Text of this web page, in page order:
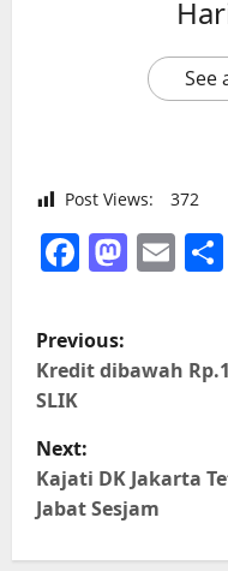
See
Post Views: 372
Facebook
P
o
s
t
n
Previous:
Kredit dibawah
SLIK
Next:
Kajati DK Jakarta
Jabat Sesjam